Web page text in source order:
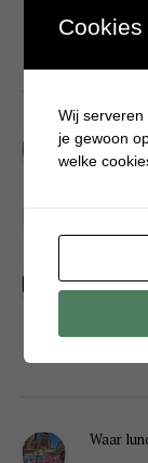
Simpele
Waar
Cookies
Wij
je gewoon
welke